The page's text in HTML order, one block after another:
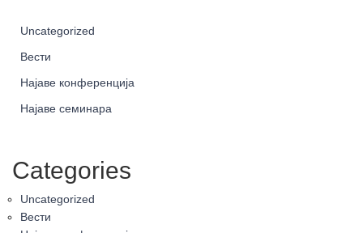
Uncategorized
Вести
Најаве конференција
Најаве семинара
Categories
Uncategorized
Вести